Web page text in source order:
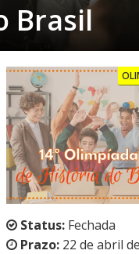
Brasil
Status:Fechada
Prazo: 22 de abril